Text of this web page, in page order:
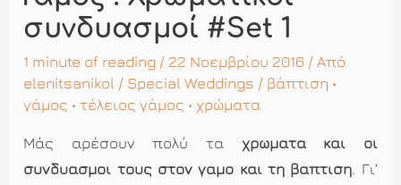
συνδυασμοί #Set 1
1 minute of reading / 22 Νοεμβρίου 2016 / Από
elenitsanikol / Special Weddings / βάπτιση •
γάμος •τέλειος γάμος • χρώματα
Μάς αρέσουν πολύ τα χρώματα και οι
συνδυασμοί τους στον γάμο και τη βάπτιση. Γι’